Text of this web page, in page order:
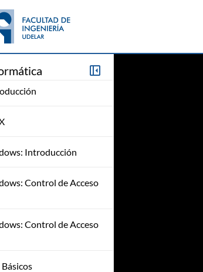
Introducción
Control de Acceso
Control de Acceso